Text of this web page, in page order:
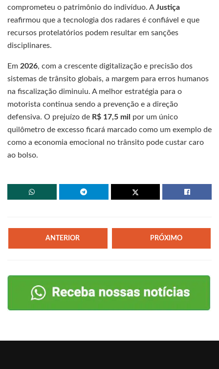
comprometeu o patrimônio do indivíduo. AJustiça
reafirmou que a tecnologia dos radares é confiável e que
recursos protelatórios podem resultar em sanções
disciplinares.
Em 2026, com a crescente digitalização e precisão dos
sistemas de trânsito globais, a margem para erros humanos
na fiscalização diminuiu. A melhor estratégia para o
motorista continua sendo a prevenção e a direção
defensiva. O prejuízo de R$ 17,5 mil por um único
quilômetro de excesso ficará marcado como um exemplo de
como a economia emocional no trânsito pode custar caro
ao bolso.
ANTERIOR PRÓXIMO